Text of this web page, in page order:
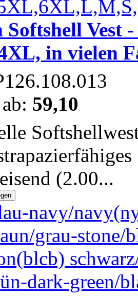
Softshell Vest
in vielen
59,10
(2.00...